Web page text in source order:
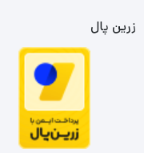
زرین پال